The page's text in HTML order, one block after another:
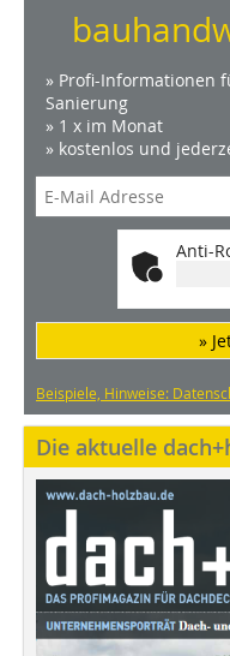
» Profi-Informationen
Sanierung
» 1 x im Monat
» kostenlos und
Anti-
»
Beispiele, Hinweise:
Die aktuelle